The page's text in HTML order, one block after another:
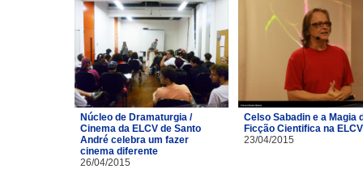
Núcleo de Dramaturgia /
Cinema da ELCV de Santo
André celebra um fazer
cinema diferente
26/04/2015
Celso Sabadin e a Magia
Ficção Cientifica na ELCV
23/04/2015